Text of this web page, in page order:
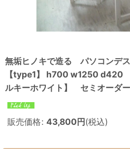
無垢ヒノキで造る パソコン
【type1】 h700 w1250 d420
ルキーホワイト】 セミオーダ
販売価格: 43,800円(税込)